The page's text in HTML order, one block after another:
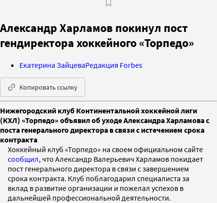
Александр Харламов покинул пост
гендиректора хоккейного «Торпедо»
Екатерина ЗайцеваРедакция Forbes
Копировать ссылку
Нижегородский клуб Континентальной хоккейной лиги
(КХЛ) «Торпедо» объявил об уходе Александра Харламова с
поста генерального директора в связи с истечением срока
контракта
Хоккейный клуб «Торпедо» на своем официальном сайте
сообщил, что Александр Валерьевич Харламов покидает
пост генерального директора в связи с завершением
срока контракта. Клуб поблагодарил специалиста за
вклад в развитие организации и пожелал успехов в
дальнейшей профессиональной деятельности.